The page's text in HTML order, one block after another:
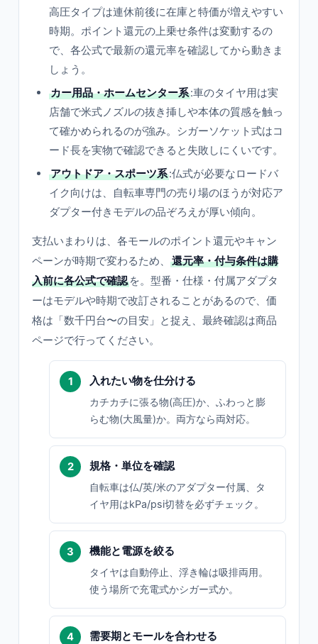
高圧タイプは連休前後に在庫と特価が増えやすい
時期。ポイント還元の上乗せ条件は変動するの
で、各公式で最新の還元率を確認してから動きま
しょう。
カー用品・ホームセンター系:車のタイヤ用は実
店舗で米式ノズルの抜き挿しや本体の質感を触っ
て確かめられるのが強み。シガーソケット式はコ
ード長を実物で確認できると失敗しにくいです。
アウトドア・スポーツ系:仏式が必要なロードバ
イク向けは、自転車専門の売り場のほうが対応ア
ダプター付きモデルの品ぞろえが厚い傾向。
支払いまわりは、各モールのポイント還元やキャン
ペーンが時期で変わるため、
還元率・付与条件は購
入前に各公式で確認 を。型番・仕様・付属アダプタ
ーはモデルや時期で改訂されることがあるので、価
格は「数千円台〜の目安」と捉え、最終確認は商品
ページで行ってください。
入れたい物を仕分ける
カチカチに張る物(高圧)か、ふわっと膨
らむ物(大風量)か。両方なら両対応。
規格・単位を確認
自転車は仏/英/米のアダプター付属、タ
イヤ用はkPa/psi切替を必ずチェック。
機能と電源を絞る
タイヤは自動停止、浮き輪は吸排両用。
使う場所で充電式かシガー式か。
需要期とモールを合わせる